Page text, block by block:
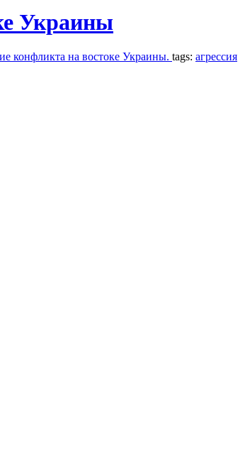
Украины
конфликта на востоке Украины. tags: агрессия